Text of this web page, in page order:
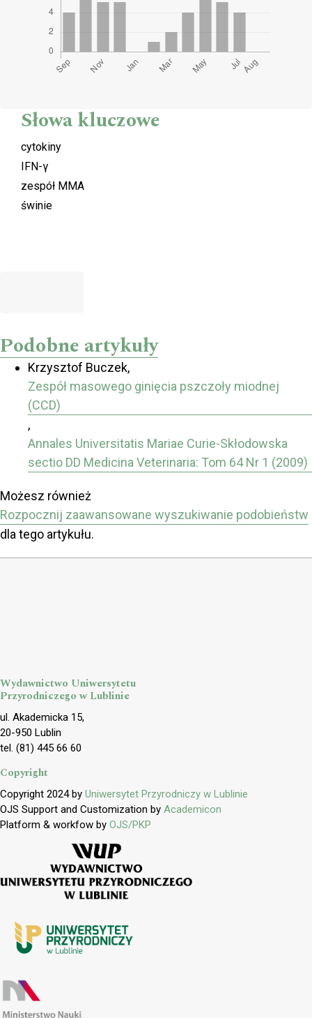
Słowa kluczowe
cytokiny
IFN-γ
zespół MMA
świnie
Podobne artykuły
Krzysztof Buczek,
Zespół masowego ginięcia pszczoły miodnej
(CCD)
,
Annales Universitatis Mariae Curie-Skłodowska
sectio DD Medicina Veterinaria: Tom 64 Nr 1 (2009)
Możesz również
Rozpocznij zaawansowane wyszukiwanie podobieństw
dla tego artykułu.
Wydawnictwo Uniwersytetu
Przyrodniczego w Lublinie
ul. Akademicka 15,
20-950 Lublin
tel. (81) 445 66 60
Copyright
Copyright 2024 by Uniwersytet Przyrodniczy w Lublinie
OJS Support and Customization by Academicon
Platform & workfow by OJS/PKP